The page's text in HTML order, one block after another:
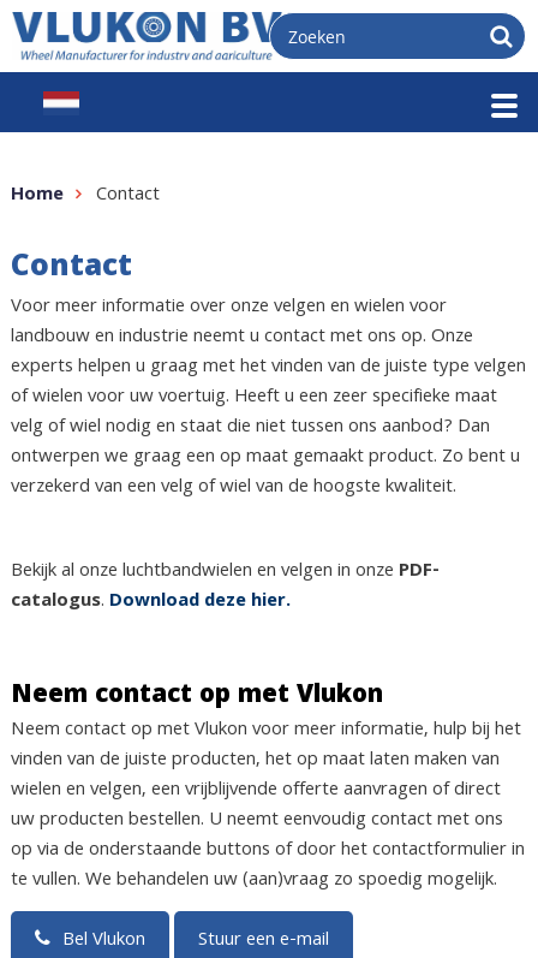
Home Contact
Contact
Voor meer informatie over onze velgen en wielen voor
landbouw en industrie neemt u contact met ons op. Onze
experts helpen u graag met het vinden van de juiste type velgen
of wielen voor uw voertuig. Heeft u een zeer specifieke maat
velg of wiel nodig en staat die niet tussen ons aanbod? Dan
ontwerpen we graag een op maat gemaakt product. Zo bent u
verzekerd van een velg of wiel van de hoogste kwaliteit.
Bekijk al onze luchtbandwielen en velgen in onze PDF-
catalogus. Download deze hier.
Neem contact op met Vlukon
Neem contact op met Vlukon voor meer informatie, hulp bij het
vinden van de juiste producten, het op maat laten maken van
wielen en velgen, een vrijblijvende offerte aanvragen of direct
uw producten bestellen. U neemt eenvoudig contact met ons
op via de onderstaande buttons of door het contactformulier in
te vullen. We behandelen uw (aan)vraag zo spoedig mogelijk.
Bel Vlukon
Stuur een e-mail